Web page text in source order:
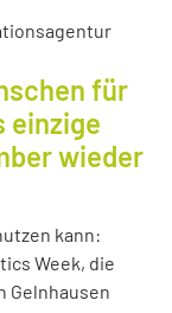
für
einzige
wieder
kann:
Week, die
Gelnhausen